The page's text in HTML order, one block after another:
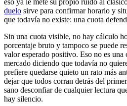
duelo sirve para confirmar horario y
que todavía no existe: una cuota
Sin una cuota visible, no hay cálculo
porcentaje bruto y tampoco se puede
valor esperado positivo. Eso no es una
mercado diciendo que todavía no
prefiere quedarse quieto un rato más
dejar que todos corran detrás del
sano desconfiar de cualquier lectura
hay silencio.